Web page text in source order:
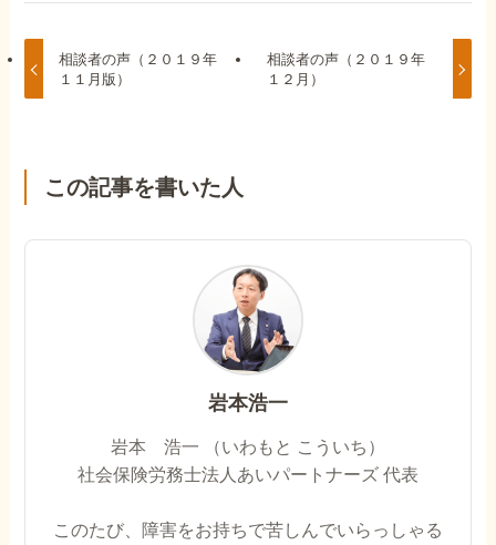
相談者の声（２０１９年
１１月版）
相談者の声（２０１９年
１２月）
この記事を書いた人
岩本浩一
岩本 浩一 （いわもと こういち）
社会保険労務士法人あいパートナーズ 代表
このたび、障害をお持ちで苦しんでいらっしゃる